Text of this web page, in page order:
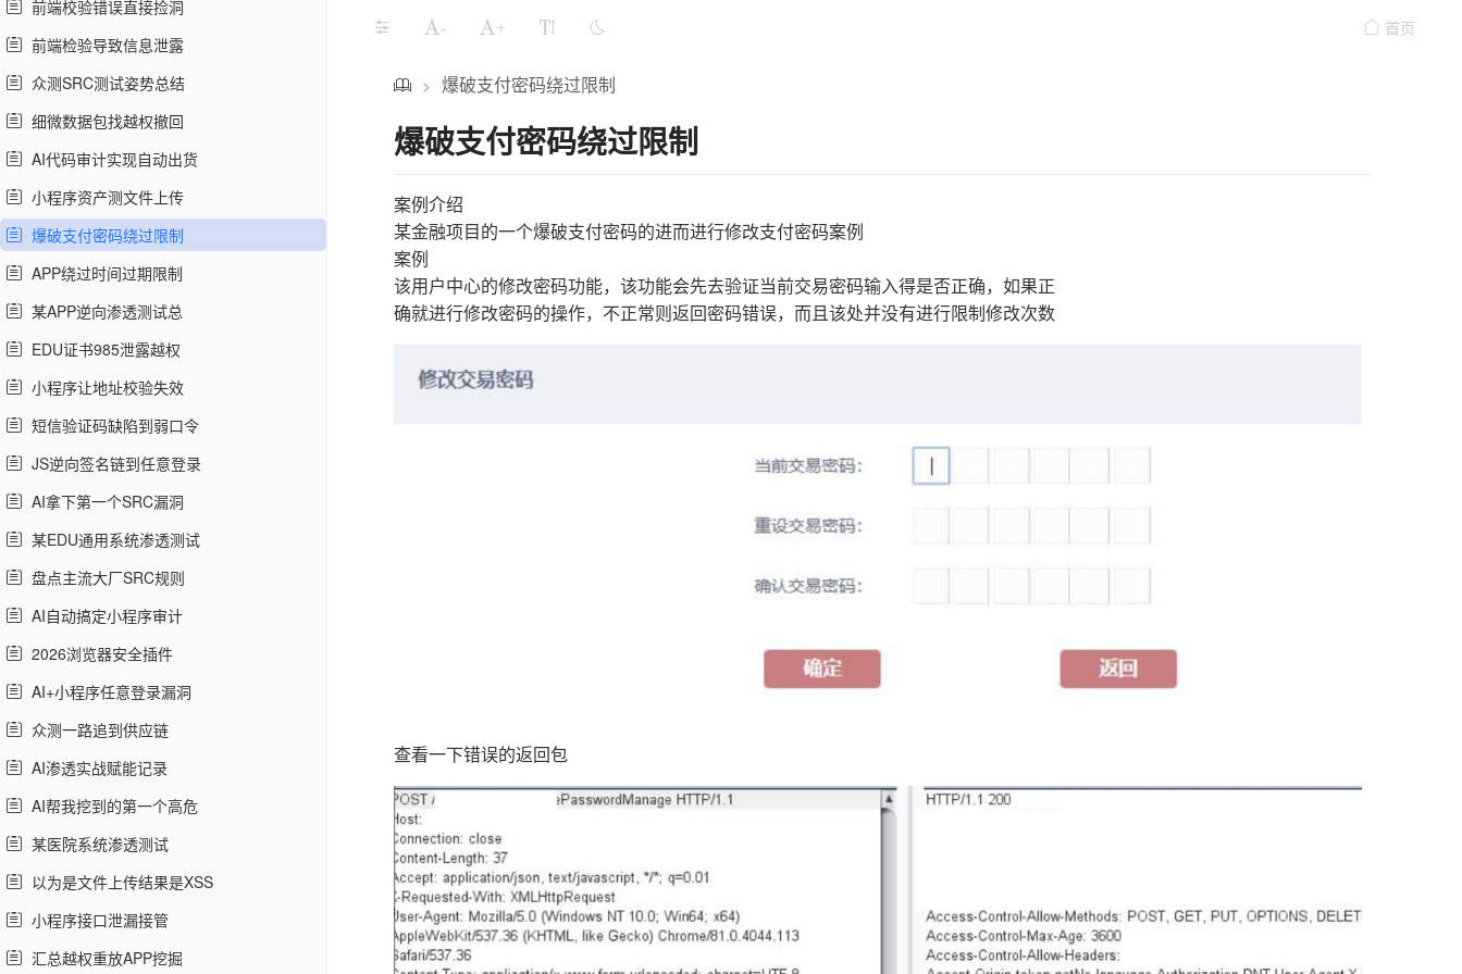
前端校验错误直接捡洞
前端检验导致信息泄露
众测SRC测试姿势总结
细微数据包找越权撤回
AI代码审计实现自动出货
小程序资产测文件上传
爆破支付密码绕过限制
APP绕过时间过期限制
某APP逆向渗透测试总
EDU证书985泄露越权
小程序让地址校验失效
短信验证码缺陷到弱口令
JS逆向签名链到任意登录
AI拿下第一个SRC漏洞
某EDU通用系统渗透测试
盘点主流大厂SRC规则
AI自动搞定小程序审计
2026浏览器安全插件
AI+小程序任意登录漏洞
众测一路追到供应链
AI渗透实战赋能记录
AI帮我挖到的第一个高危
某医院系统渗透测试
以为是文件上传结果是XSS
小程序接口泄漏接管
汇总越权重放APP挖掘
- + 首页
> 爆破支付密码绕过限制
爆破支付密码绕过限制
案例介绍
某金融项目的一个爆破支付密码的进而进行修改支付密码案例
案例
该用户中心的修改密码功能，该功能会先去验证当前交易密码输入得是否正确，如果正
确就进行修改密码的操作，不正常则返回密码错误，而且该处并没有进行限制修改次数
查看一下错误的返回包